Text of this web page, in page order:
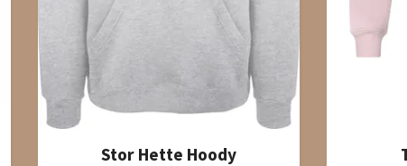
Stor Hette Hoody